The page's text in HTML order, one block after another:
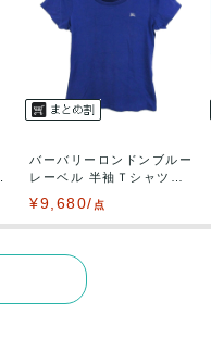
バーバリーロンドンブルー
レーベル 半袖Ｔシャツ
¥9,680/ 点